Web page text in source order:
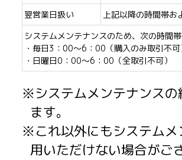
翌営業日扱い
上記以降の時間帯
システムメンテナンスのため、次の時間
・毎日3：00～6：00（購入のみ取引不可
・日曜日0：00～6：00（全取引不可）
※システムメンテナンスの
ます。
※これ以外にもシステムメ
用いただけない場合がご